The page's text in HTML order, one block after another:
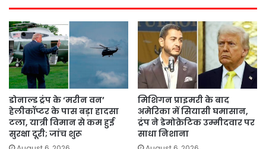
डोनाल्ड ट्रंप के ‘मरीन वन’
हेलीकॉप्टर के पास बड़ा हादसा
टला, यात्री विमान से कम हुई
सुरक्षा दूरी; जांच शुरू
मिशिगन प्राइमरी के बाद
अमेरिका में सियासी घमासान,
ट्रंप ने डेमोक्रेटिक उम्मीदवार पर
साधा निशाना